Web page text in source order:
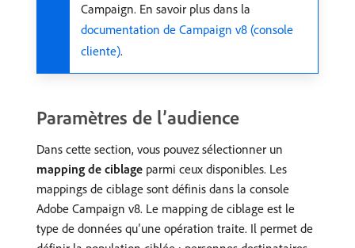
Campaign. En savoir plus dans la
documentation de Campaign v8 (console
cliente).
Paramètres de l’audience
Dans cette section, vous pouvez sélectionner un
mapping de ciblage parmi ceux disponibles. Les
mappings de ciblage sont définis dans la console
Adobe Campaign v8. Le mapping de ciblage est le
type de données qu’une opération traite. Il permet de